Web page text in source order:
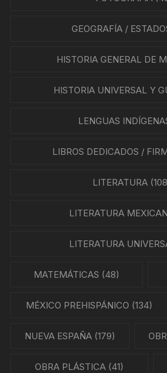
GEOGRAFÍA /
HISTORIA GENERAL DE
HISTORIA UNIVERSAL Y
LENGUAS
LIBROS DEDICADOS /
LITERATURA
LITERATURA
LITERATURA
MATEMÁTICAS (48)
MÉXICO PREHISPÁNICO (134)
NUEVA ESPAÑA(179)
OBRA PLÁSTICA (41)